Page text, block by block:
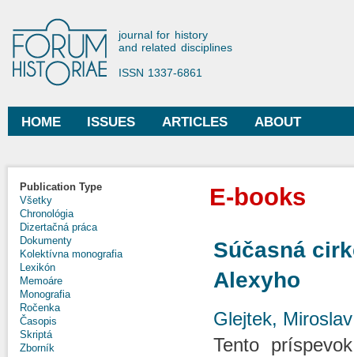
Forum Historiae
journal for history
and related disciplines
ISSN 1337-6861
Main menu
HOME ISSUES ARTICLES ABOUT
Publication Type
Všetky
Chronológia
Dizertačná práca
Dokumenty
Kolektívna monografia
Lexikón
Memoáre
Monografia
Ročenka
Časopis
Skriptá
Zborník
E-books
Súčasná
Alexyho
Glejtek, Miroslav
Tento